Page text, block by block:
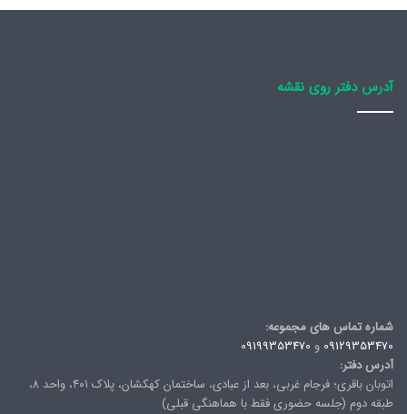
آدرس دفتر روی نقشه
شماره تماس های مجموعه:
09129353470 و 09199353470
آدرس دفتر:
اتوبان باقری؛ فرجام غربی، بعد از عبادی، ساختمان کهکشان، پلاک ۴۰۱، واحد ۸،
طبقه دوم (جلسه حضوری فقط با هماهنگی قبلی)